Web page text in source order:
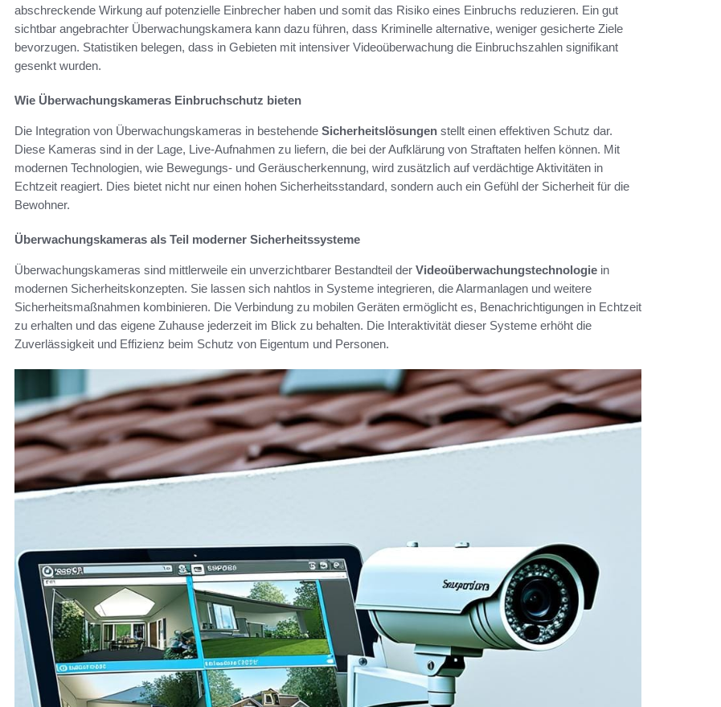
abschreckende Wirkung auf potenzielle Einbrecher haben und somit das Risiko eines Einbruchs reduzieren. Ein gut
sichtbar angebrachter Überwachungskamera kann dazu führen, dass Kriminelle alternative, weniger gesicherte Ziele
bevorzugen. Statistiken belegen, dass in Gebieten mit intensiver Videoüberwachung die Einbruchszahlen signifikant
gesenkt wurden.
Wie Überwachungskameras Einbruchschutz bieten
Die Integration von Überwachungskameras in bestehende Sicherheitslösungen stellt einen effektiven Schutz dar.
Diese Kameras sind in der Lage, Live-Aufnahmen zu liefern, die bei der Aufklärung von Straftaten helfen können. Mit
modernen Technologien, wie Bewegungs- und Geräuscherkennung, wird zusätzlich auf verdächtige Aktivitäten in
Echtzeit reagiert. Dies bietet nicht nur einen hohen Sicherheitsstandard, sondern auch ein Gefühl der Sicherheit für die
Bewohner.
Überwachungskameras als Teil moderner Sicherheitssysteme
Überwachungskameras sind mittlerweile ein unverzichtbarer Bestandteil der Videoüberwachungstechnologie in
modernen Sicherheitskonzepten. Sie lassen sich nahtlos in Systeme integrieren, die Alarmanlagen und weitere
Sicherheitsmaßnahmen kombinieren. Die Verbindung zu mobilen Geräten ermöglicht es, Benachrichtigungen in Echtzeit
zu erhalten und das eigene Zuhause jederzeit im Blick zu behalten. Die Interaktivität dieser Systeme erhöht die
Zuverlässigkeit und Effizienz beim Schutz von Eigentum und Personen.